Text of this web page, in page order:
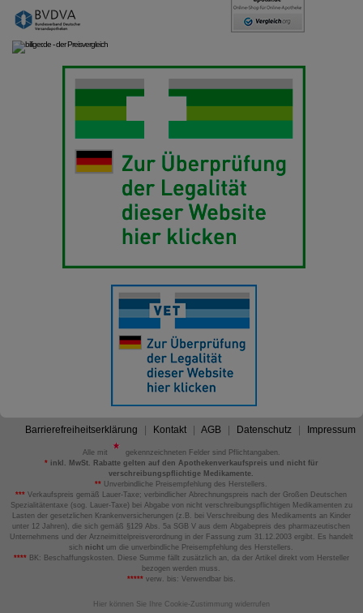
Barrierefreiheitserklärung Kontakt AGB Datenschutz Impressum
Alle mit
gekennzeichneten Felder sind Pflichtangaben.
*inkl. MwSt. Rabatte gelten auf den Apothekenverkaufspreis und nicht für
verschreibungspflichtige Medikamente.
** Unverbindliche Preisempfehlung des Herstellers.
*** Verkaufspreis gemäß Lauer-Taxe; verbindlicher Abrechnungspreis nach der Großen Deutschen
Spezialitätentaxe (sog. Lauer-Taxe) bei Abgabe von nicht verschreibungspflichtigen Medikamenten zu
Lasten der gesetzlichen Krankenversicherungen (z.B. bei Verschreibung des Medikaments an Kinder
unter 12 Jahren), die sich gemäß §129 Abs. 5a SGB V aus dem Abgabepreis des pharmazeutischen
Unternehmens und der Arzneimittelpreisverordnung in der Fassung zum 31.12.2003 ergibt. Es handelt
sich nicht um die unverbindliche Preisempfehlung des Herstellers.
****BK: Beschaffungskosten. Diese Summe fällt zusätzlich an, da der Artikel direkt vom Hersteller
bezogen werden muss.
*****verw. bis: Verwendbar bis.
Hier können Sie Ihre Cookie-Zustimmung widerrufen